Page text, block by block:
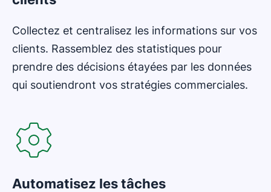
Collectez et centralisez les informations sur vos
clients. Rassemblez des statistiques pour
prendre des décisions étayées par les données
qui soutiendront vos stratégies commerciales.
Automatisez les tâches